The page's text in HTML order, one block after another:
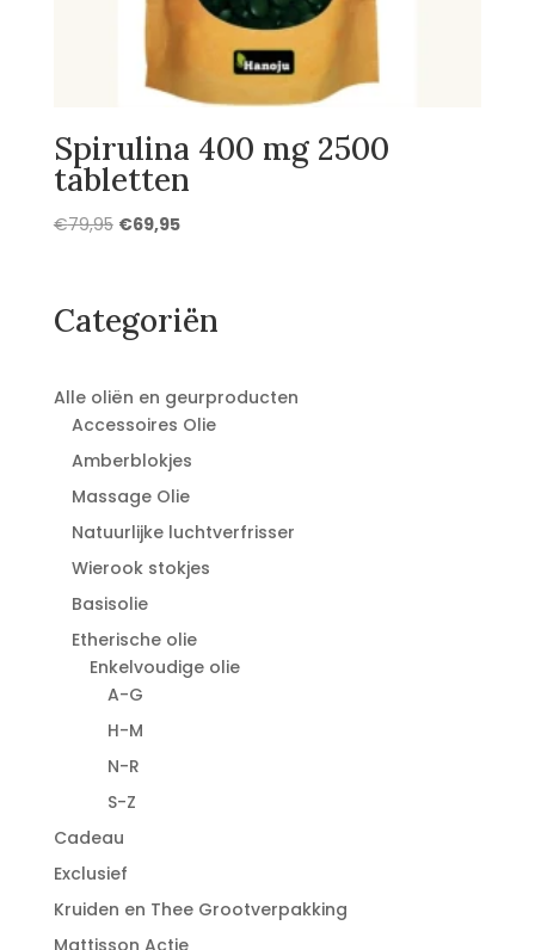
Spirulina 400 mg 2500
tabletten
€79,95 Oorspronkelijke
€79,95.
€69,95Huidige
€69,95.
Categoriën
Alle oliën en geurproducten
Accessoires Olie
Amberblokjes
Massage Olie
Natuurlijke luchtverfrisser
Wierook stokjes
Basisolie
Etherische olie
Enkelvoudige olie
A-G
H-M
N-R
S-Z
Cadeau
Exclusief
Kruiden en Thee Grootverpakking
Mattisson Actie